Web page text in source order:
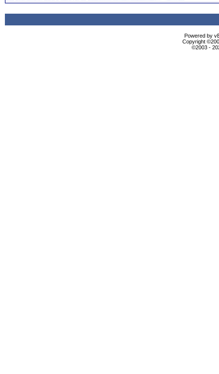
Powered by
Copyright
©2003 -